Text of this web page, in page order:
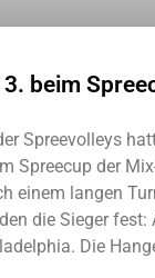
beim
Spreevolleys
Spreecup der
einem langen
die Sieger fest:
Die